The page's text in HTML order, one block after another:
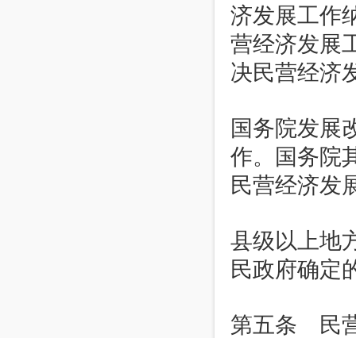
济发展工作
营经济发展
决民营经济
国务院发展
作。国务院
民营经济发
县级以上地
民政府确定
第五条 民